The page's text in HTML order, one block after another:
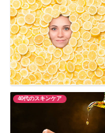
40代のスキンケア